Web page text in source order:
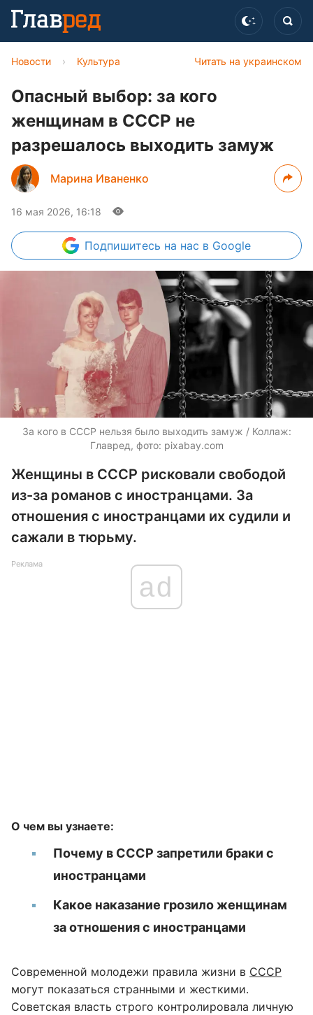
Читать на украинском
Новости › Культура
Опасный выбор: за кого
женщинам в СССР не
разрешалось выходить замуж
Марина Иваненко
16 мая 2026, 16:18
Подпишитесь на нас в Google
За кого в СССР нельзя было выходить замуж / Коллаж:
Главред, фото: pixabay.com
Женщины в СССР рисковали свободой
из-за романов с иностранцами. За
отношения с иностранцами их судили и
сажали в тюрьму.
Реклама
ad
О чем вы узнаете:
Почему в СССР запретили браки с
иностранцами
Какое наказание грозило женщинам
за отношения с иностранцами
Современной молодежи правила жизни в СССР
могут показаться странными и жесткими.
Советская власть строго контролировала личную